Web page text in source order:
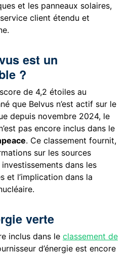
et les panneaux solaires,
client étendu et
est un
?
de 4,2 étoiles au
que Belvus n’est actif sur le
depuis novembre 2024, le
pas encore inclus dans le
. Ce classement fournit,
sur les sources
investissements dans les
et l’implication dans la
verte
inclus dans le classement de
d’énergie est encore